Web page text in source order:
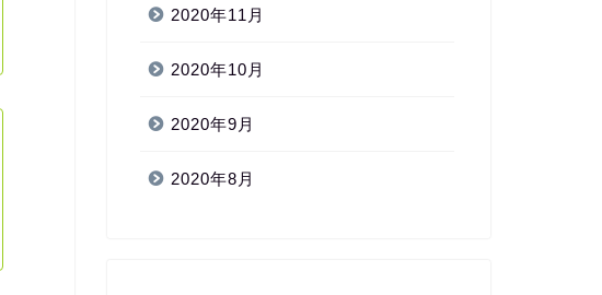
2020年11月
2020年10月
2020年9月
2020年8月